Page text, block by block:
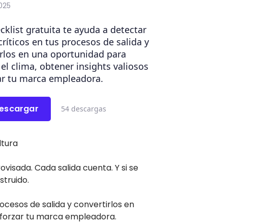
gratuita te ayuda a detectar
en tus procesos de salida y
en una oportunidad para
clima, obtener insights valiosos
tu marca empleadora.
54 descargas
Cada salida cuenta. Y si se
de salida y convertirlos en
tu marca empleadora.